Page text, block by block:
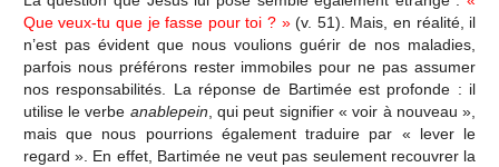
Que veux-tu que je fasse pour toi ? »(v. 51). Mais, en réalité, il
n’est pas évident que nous voulions guérir de nos maladies,
parfois nous préférons rester immobiles pour ne pas assumer
nos responsabilités. La réponse de Bartimée est profonde : il
utilise le verbe anablepein , qui peut signifier « voir à nouveau »,
mais que nous pourrions également traduire par « lever le
regard ». En effet, Bartimée ne veut pas seulement recouvrer la